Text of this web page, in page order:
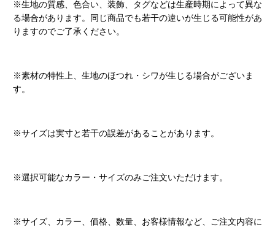
※生地の質感、色合い、装飾、タグなどは生産時期によって異な
る場合があります。同じ商品でも若干の違いが生じる可能性があ
りますのでご了承ください。
※素材の特性上、生地のほつれ・シワが生じる場合がございま
す。
※サイズは実寸と若干の誤差があることがあります。
※選択可能なカラー・サイズのみご注文いただけます。
※サイズ、カラー、価格、数量、お客様情報など、ご注文内容に